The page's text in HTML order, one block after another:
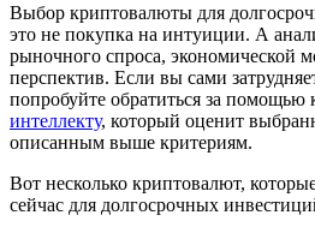
Выбор криптовалюты для
это не покупка на интуиции. А
рыночного спроса, экономической
перспектив. Если вы сами
попробуйте обратиться за помощью
интеллекту, который оценит
описанным выше критериям.
Вот несколько криптовалют,
сейчас для долгосрочных